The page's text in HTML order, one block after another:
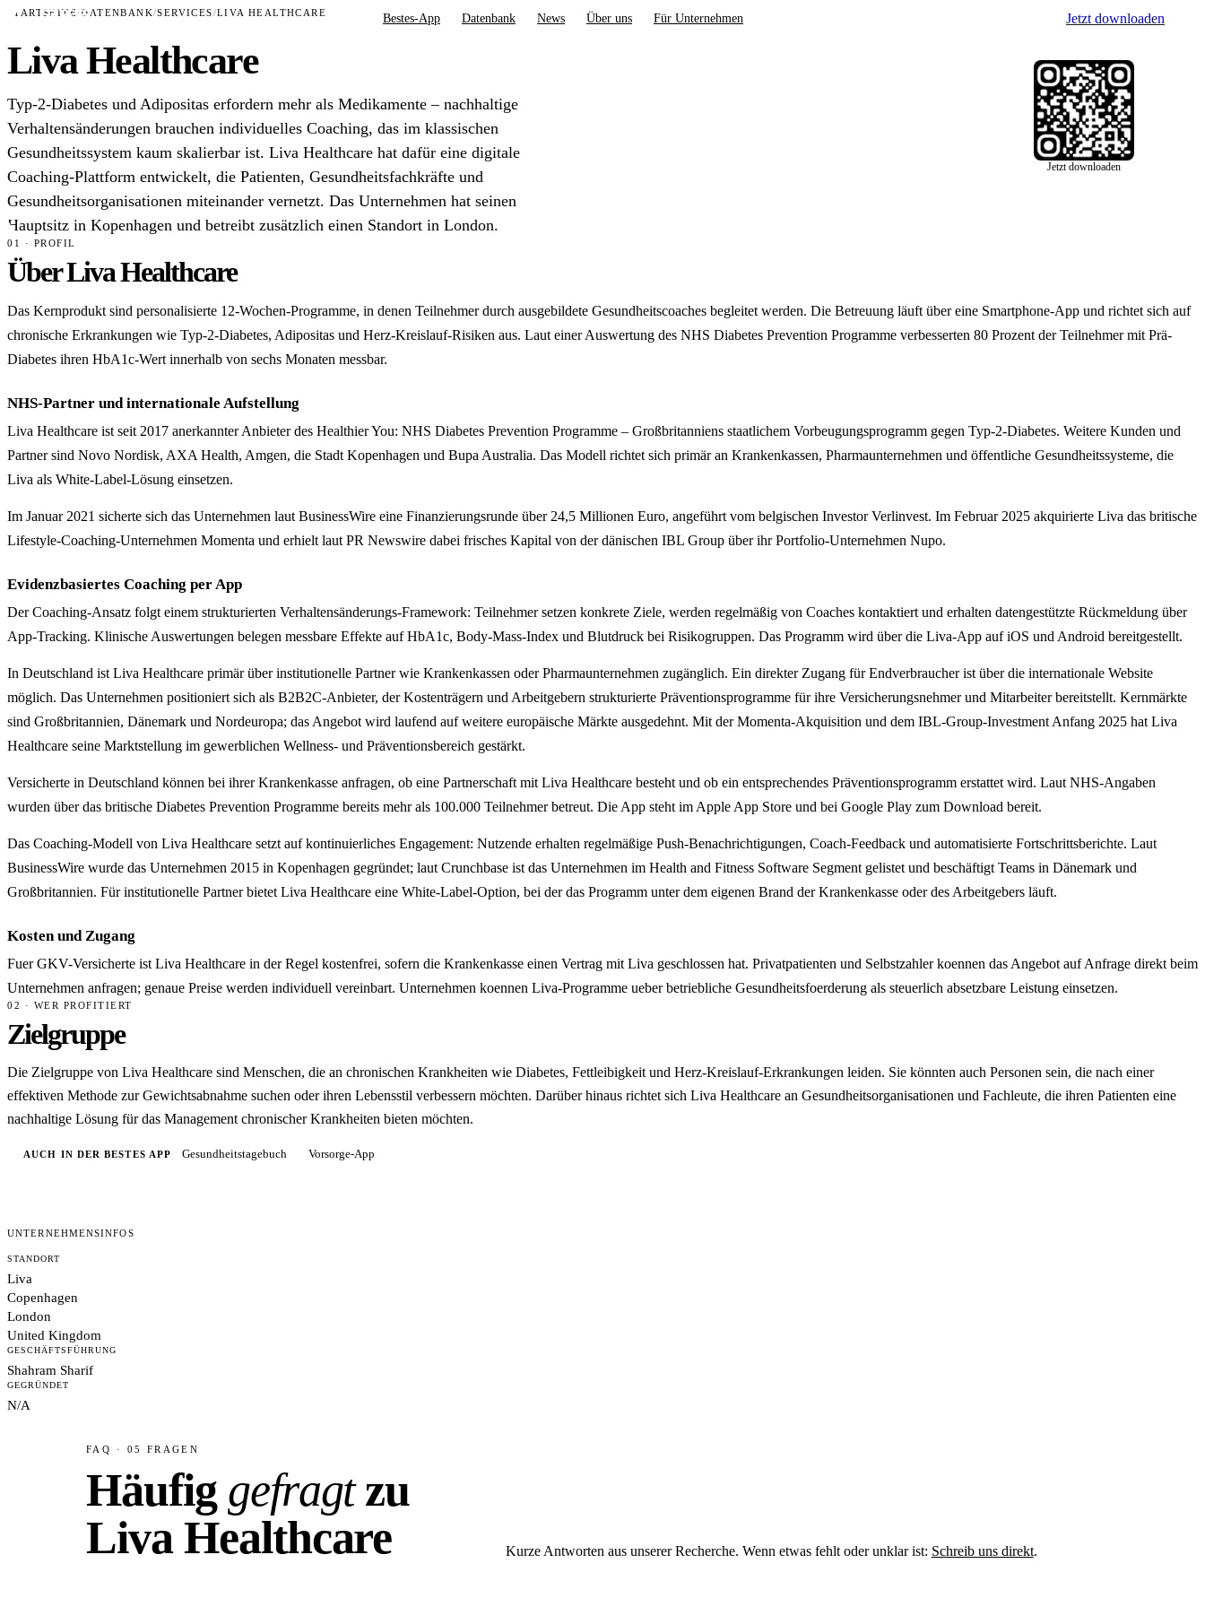
Bestes-App Datenbank News Über uns Für Unternehmen
Jetzt downloaden
Jetzt downloaden
STARTSEITE/DATENBANK/SERVICES/LIVA HEALTHCARE
Liva Healthcare
Typ-2-Diabetes und Adipositas erfordern mehr als Medikamente – nachhaltige
Verhaltensänderungen brauchen individuelles Coaching, das im klassischen
Gesundheitssystem kaum skalierbar ist. Liva Healthcare hat dafür eine digitale
Coaching-Plattform entwickelt, die Patienten, Gesundheitsfachkräfte und
Gesundheitsorganisationen miteinander vernetzt. Das Unternehmen hat seinen
Hauptsitz in Kopenhagen und betreibt zusätzlich einen Standort in London.
01 · PROFIL
Über Liva Healthcare
Das Kernprodukt sind personalisierte 12-Wochen-Programme, in denen Teilnehmer durch ausgebildete Gesundheitscoaches begleitet werden. Die Betreuung läuft über eine Smartphone-App und richtet sich auf
chronische Erkrankungen wie Typ-2-Diabetes, Adipositas und Herz-Kreislauf-Risiken aus. Laut einer Auswertung des NHS Diabetes Prevention Programme verbesserten 80 Prozent der Teilnehmer mit Prä-
Diabetes ihren HbA1c-Wert innerhalb von sechs Monaten messbar.
NHS-Partner und internationale Aufstellung
Liva Healthcare ist seit 2017 anerkannter Anbieter des Healthier You: NHS Diabetes Prevention Programme – Großbritanniens staatlichem Vorbeugungsprogramm gegen Typ-2-Diabetes. Weitere Kunden und
Partner sind Novo Nordisk, AXA Health, Amgen, die Stadt Kopenhagen und Bupa Australia. Das Modell richtet sich primär an Krankenkassen, Pharmaunternehmen und öffentliche Gesundheitssysteme, die
Liva als White-Label-Lösung einsetzen.
Im Januar 2021 sicherte sich das Unternehmen laut BusinessWire eine Finanzierungsrunde über 24,5 Millionen Euro, angeführt vom belgischen Investor Verlinvest. Im Februar 2025 akquirierte Liva das britische
Lifestyle-Coaching-Unternehmen Momenta und erhielt laut PR Newswire dabei frisches Kapital von der dänischen IBL Group über ihr Portfolio-Unternehmen Nupo.
Evidenzbasiertes Coaching per App
Der Coaching-Ansatz folgt einem strukturierten Verhaltensänderungs-Framework: Teilnehmer setzen konkrete Ziele, werden regelmäßig von Coaches kontaktiert und erhalten datengestützte Rückmeldung über
App-Tracking. Klinische Auswertungen belegen messbare Effekte auf HbA1c, Body-Mass-Index und Blutdruck bei Risikogruppen. Das Programm wird über die Liva-App auf iOS und Android bereitgestellt.
In Deutschland ist Liva Healthcare primär über institutionelle Partner wie Krankenkassen oder Pharmaunternehmen zugänglich. Ein direkter Zugang für Endverbraucher ist über die internationale Website
möglich. Das Unternehmen positioniert sich als B2B2C-Anbieter, der Kostenträgern und Arbeitgebern strukturierte Präventionsprogramme für ihre Versicherungsnehmer und Mitarbeiter bereitstellt. Kernmärkte
sind Großbritannien, Dänemark und Nordeuropa; das Angebot wird laufend auf weitere europäische Märkte ausgedehnt. Mit der Momenta-Akquisition und dem IBL-Group-Investment Anfang 2025 hat Liva
Healthcare seine Marktstellung im gewerblichen Wellness- und Präventionsbereich gestärkt.
Versicherte in Deutschland können bei ihrer Krankenkasse anfragen, ob eine Partnerschaft mit Liva Healthcare besteht und ob ein entsprechendes Präventionsprogramm erstattet wird. Laut NHS-Angaben
wurden über das britische Diabetes Prevention Programme bereits mehr als 100.000 Teilnehmer betreut. Die App steht im Apple App Store und bei Google Play zum Download bereit.
Das Coaching-Modell von Liva Healthcare setzt auf kontinuierliches Engagement: Nutzende erhalten regelmäßige Push-Benachrichtigungen, Coach-Feedback und automatisierte Fortschrittsberichte. Laut
BusinessWire wurde das Unternehmen 2015 in Kopenhagen gegründet; laut Crunchbase ist das Unternehmen im Health and Fitness Software Segment gelistet und beschäftigt Teams in Dänemark und
Großbritannien. Für institutionelle Partner bietet Liva Healthcare eine White-Label-Option, bei der das Programm unter dem eigenen Brand der Krankenkasse oder des Arbeitgebers läuft.
Kosten und Zugang
Fuer GKV-Versicherte ist Liva Healthcare in der Regel kostenfrei, sofern die Krankenkasse einen Vertrag mit Liva geschlossen hat. Privatpatienten und Selbstzahler koennen das Angebot auf Anfrage direkt beim
Unternehmen anfragen; genaue Preise werden individuell vereinbart. Unternehmen koennen Liva-Programme ueber betriebliche Gesundheitsfoerderung als steuerlich absetzbare Leistung einsetzen.
02 · WER PROFITIERT
Zielgruppe
Die Zielgruppe von Liva Healthcare sind Menschen, die an chronischen Krankheiten wie Diabetes, Fettleibigkeit und Herz-Kreislauf-Erkrankungen leiden. Sie könnten auch Personen sein, die nach einer
effektiven Methode zur Gewichtsabnahme suchen oder ihren Lebensstil verbessern möchten. Darüber hinaus richtet sich Liva Healthcare an Gesundheitsorganisationen und Fachleute, die ihren Patienten eine
nachhaltige Lösung für das Management chronischer Krankheiten bieten möchten.
AUCH IN DER BESTES APP Gesundheitstagebuch Vorsorge-App
UNTERNEHMENSINFOS
STANDORT
Liva
Copenhagen
London
United Kingdom
GESCHÄFTSFÜHRUNG
Shahram Sharif
GEGRÜNDET
N/A
FAQ · 05 FRAGEN
Häufig gefragtzu
Liva Healthcare
Kurze Antworten aus unserer Recherche. Wenn etwas fehlt oder unklar ist: Schreib uns direkt.